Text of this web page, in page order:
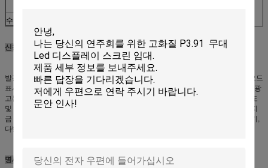
수명
신청
발광 다이오드 표시는 점차적으로 전통적인 게시판, 가벼운 상자, 등 발광 다이오드
표시 광고를 되었습니다 매체 공업에 있는 새로운 힘이 대체했습니다. 전통적인 광
고는 그림을 보여줄 수 있습니다, 그러나 발광 다이오드 표시는 고해상, 높은 광도
및 풀 컬러를서만 가진 결합 원본, 그림, 영상 및 소리를 완전히 할 수 있습니다. 지
금 광고하는 지도된 전시는 영화관, 적당 강당, 컨트리 클럽, 클럽, 안마 방, 막대기,
다방, 인터넷 막대기, 미장원, 골프 코스에서 적용됩니다.
명세